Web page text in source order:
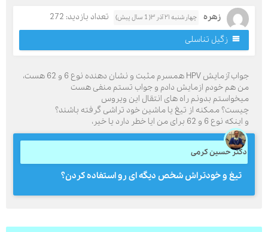
زهره چهارشنبه ۲۱ آذر ۳( 1 سال پیش)
تعداد بازدید: 272
زگیل تناسلی
جواب آزمایش HPV همسرم مثبت و نشان دهنده نوع 6 و 62 هست،
هم خودم ازمایش دادم و جواب تستم منفی هست
بدونم راه های انتقال این ویروس
ممکنه از تیغ یا ماشین خود تراشی گرفته باشند؟
نوع 6 و 62 برای من ایا خطر دارد یا خیر،
دکتر حسین کرمی
تیغ و خودتراش شخص دیگه ای رو استفاده کردن؟